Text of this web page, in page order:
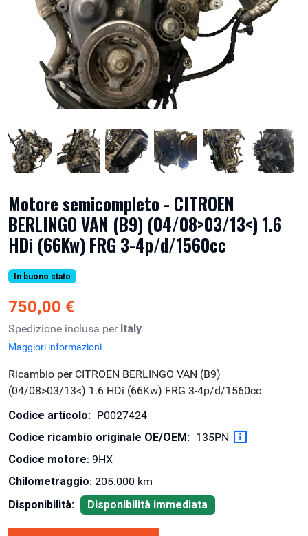
Motore semicompleto - CITROEN
BERLINGO VAN (B9) (04/08>03/13<) 1.6
HDi (66Kw) FRG 3-4p/d/1560cc
In buono stato
750,00 €
Spedizione inclusa per Italy
Maggiori informazioni
Ricambio per CITROEN BERLINGO VAN (B9)
(04/08>03/13<) 1.6 HDi (66Kw) FRG 3-4p/d/1560cc
Codice articolo: P0027424
Codice ricambio originale OE/OEM: 135PN
Codice motore: 9HX
Chilometraggio: 205.000 km
Disponibilità:
Disponibilità immediata